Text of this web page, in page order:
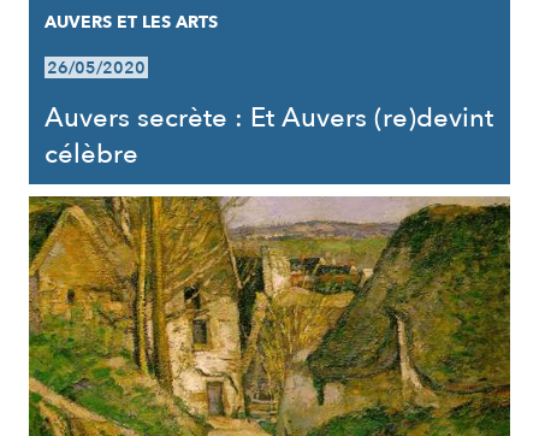
AUVERS ET LES ARTS
26/05/2020
Auvers secrète : Et Auvers (re)devint
célèbre